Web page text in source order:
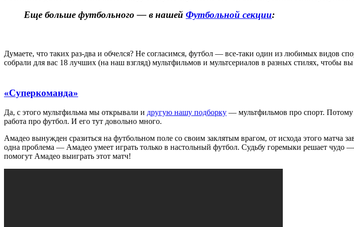
Еще больше футбольного — в нашей Футбольной секции:
Думаете, что таких раз-два и обчелся? Не согласимся, футбол — все-таки один из любимых видов
собрали для вас 18 лучших (на наш взгляд) мультфильмов и мультсериалов в разных стилях,
«Суперкоманда»
Да, с этого мультфильма мы открывали и другую нашу подборку — мультфильмов про спорт. Потому
работа про футбол. И его тут довольно много.
Амадео вынужден сразиться на футбольном поле со своим заклятым врагом, от исхода этого матча
одна проблема — Амадео умеет играть только в настольный футбол. Судьбу горемыки решает
помогут Амадео выиграть этот матч!